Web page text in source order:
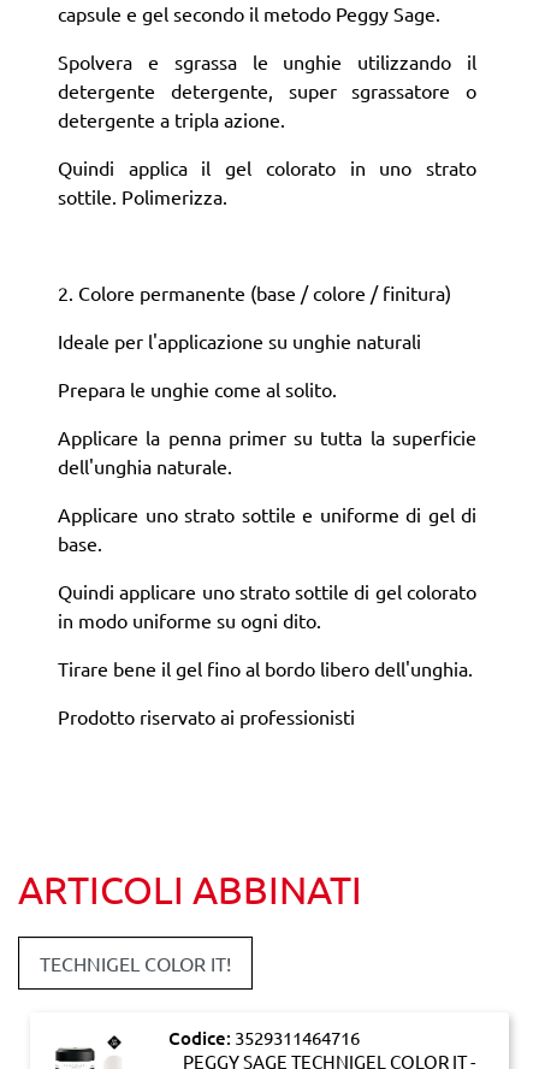
capsule e gel secondo il metodo Peggy Sage.
Spolvera e sgrassa le unghie utilizzando il
detergente detergente, super sgrassatore o
detergente a tripla azione.
Quindi applica il gel colorato in uno strato
sottile. Polimerizza.
2. Colore permanente (base / colore / finitura)
Ideale per l'applicazione su unghie naturali
Prepara le unghie come al solito.
Applicare la penna primer su tutta la superficie
dell'unghia naturale.
Applicare uno strato sottile e uniforme di gel di
base.
Quindi applicare uno strato sottile di gel colorato
in modo uniforme su ogni dito.
Tirare bene il gel fino al bordo libero dell'unghia.
Prodotto riservato ai professionisti
ARTICOLI ABBINATI
TECHNIGEL COLOR IT!
Codice: 3529311464716
PEGGY SAGE TECHNIGEL COLOR IT -